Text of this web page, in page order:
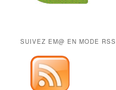
SUIVEZ EM@ EN MODE RSS